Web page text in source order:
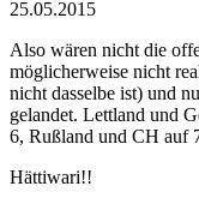
25.05.2015
Also wären nicht die
möglicherweise nicht
nicht dasselbe ist) und
gelandet. Lettland und
6, Rußland und CH auf
Hättiwari!!